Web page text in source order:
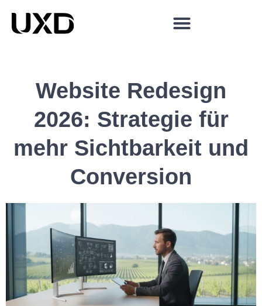
Website Redesign
2026: Strategie für
mehr Sichtbarkeit und
Conversion